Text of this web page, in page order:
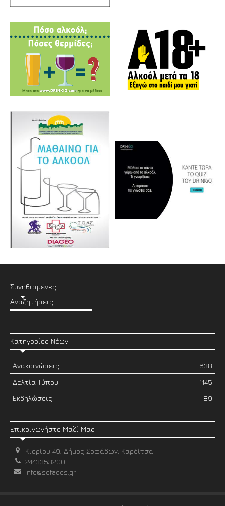
Συνηθισμένες
Αναζητήσεις
Κατηγορίες Νέων
Ανακοινώσεις
638
Δελτία Τύπου
1145
Εκδηλώσεις
89
Επικοινωνήστε Μαζί Μας
Κιερίου 49, Δήμος Σοφάδων, Καρδίτσα
2443353200
info@sofades.gr